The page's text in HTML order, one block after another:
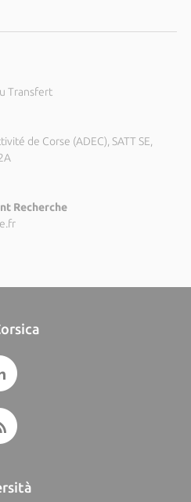
Transfert
de Corse (ADEC), SATT SE,
Recherche